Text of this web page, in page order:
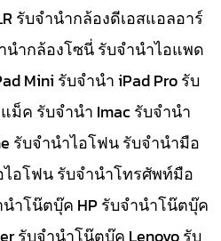
รับจำนำกล้องดีเอสแอลอาร์
นำกล้องโซนี่ รับจำนำไอแพด
Mini รับจำนำ iPad Pro รับ
ค รับจำนำ Imac รับจำนำ
รับจำนำไอโฟน รับจำนำมือ
อโฟน รับจำนำโทรศัพท์มือ
ำโน๊ตบุ๊ค HP รับจำนำโน๊ตบุ๊ค
รับจำนำโน๊ตบุ๊ค Lenovo รับ